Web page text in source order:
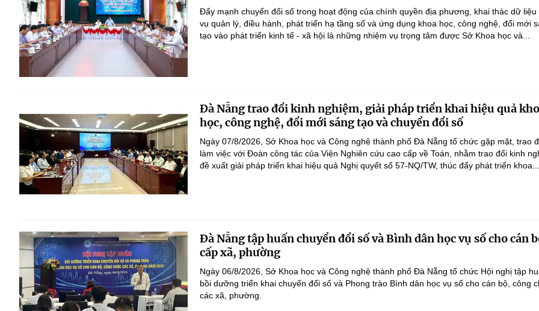
Đẩy mạnh chuyển đổi số trong hoạt động của chính quyền địa phương, khai thác dữ liệu
vụ quản lý, điều hành, phát triển hạ tầng số và ứng dụng khoa học, công nghệ, đổi mới
tạo vào phát triển kinh tế - xã hội là những nhiệm vụ trọng tâm được Sở Khoa học và...
Đà Nẵng trao đổi kinh nghiệm, giải pháp triển khai hiệu quả
học, công nghệ, đổi mới sáng tạo và chuyển đổi số
Ngày 07/8/2026, Sở Khoa học và Công nghệ thành phố Đà Nẵng tổ chức gặp mặt, trao
làm việc với Đoàn công tác của Viện Nghiên cứu cao cấp về Toán, nhằm trao đổi kinh
đề xuất giải pháp triển khai hiệu quả Nghị quyết số 57-NQ/TW, thúc đẩy phát triển khoa...
Đà Nẵng tập huấn chuyển đổi số và Bình dân học vụ số cho cán
cấp xã, phường
Ngày 06/8/2026, Sở Khoa học và Công nghệ thành phố Đà Nẵng tổ chức Hội nghị tập
bồi dưỡng triển khai chuyển đổi số và Phong trào Bình dân học vụ số cho cán bộ, công
các xã, phường.